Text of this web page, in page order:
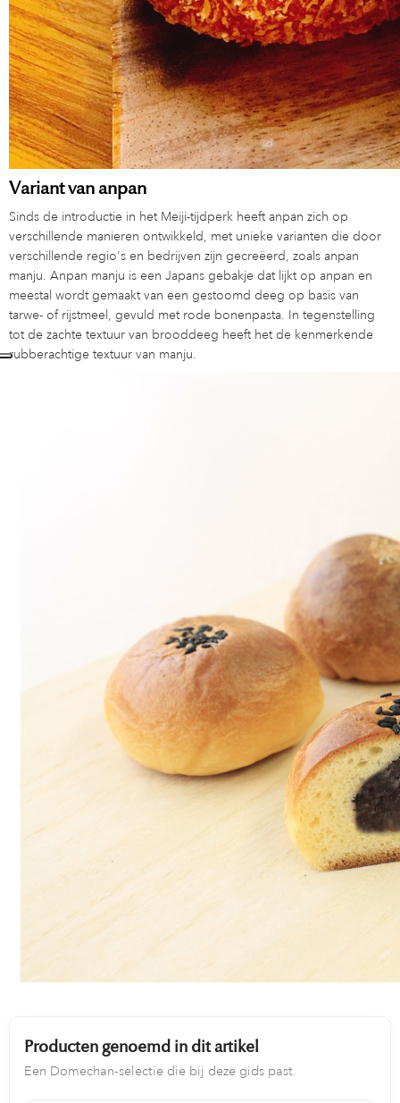
Variant van anpan
Sinds de introductie in het Meiji-tijdperk heeft anpan zich op
verschillende manieren ontwikkeld, met unieke varianten die door
verschillende regio's en bedrijven zijn gecreëerd, zoals anpan
manju. Anpan manju is een Japans gebakje dat lijkt op anpan en
meestal wordt gemaakt van een gestoomd deeg op basis van
tarwe- of rijstmeel, gevuld met rode bonenpasta. In tegenstelling
tot de zachte textuur van brooddeeg heeft het de kenmerkende
rubberachtige textuur van manju.
Producten genoemd in dit artikel
Een Domechan-selectie die bij deze gids past.